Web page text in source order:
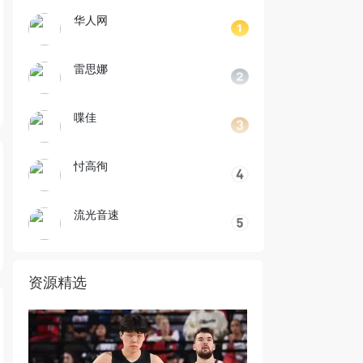
华人网
雷思娜
喋佳
忖高徇
流光音速
资源精选